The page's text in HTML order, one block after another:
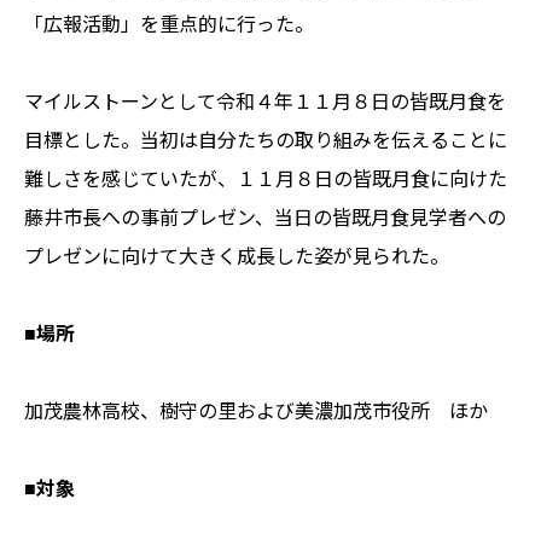
「広報活動」を重点的に行った。
マイルストーンとして令和４年１１月８日の皆既月食を
目標とした。当初は自分たちの取り組みを伝えることに
難しさを感じていたが、１１月８日の皆既月食に向けた
藤井市長への事前プレゼン、当日の皆既月食見学者への
プレゼンに向けて大きく成長した姿が見られた。
■場所
加茂農林高校、樹守の里および美濃加茂市役所 ほか
■対象